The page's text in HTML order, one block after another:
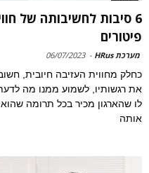
6 סיבות לחשיבותה של
פיטורים
מערכת HRus -
06/07/2023
כחלק מחווית העזיבה חיובית,
את רגשותיו, לשמוע ממנו מה
לו שהארגון מכיר בכל תרומה
אותה